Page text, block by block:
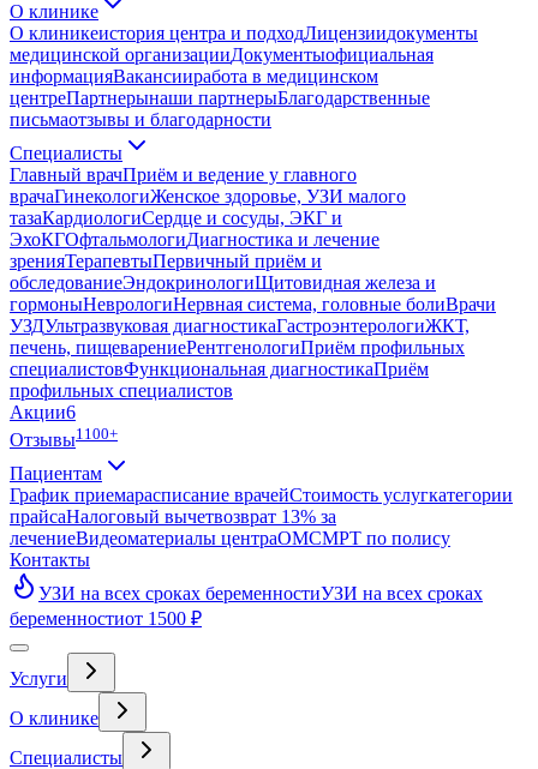
О клинике
О клиникеистория центра и подходЛицензиидокументы
медицинской организацииДокументыофициальная
информацияВакансииработа в медицинском
центреПартнерынаши партнерыБлагодарственные
письмаотзывы и благодарности
Специалисты
Главный врачПриём и ведение у главного
врачаГинекологиЖенское здоровье, УЗИ малого
тазаКардиологиСердце и сосуды, ЭКГ и
ЭхоКГОфтальмологиДиагностика и лечение
зренияТерапевтыПервичный приём и
обследованиеЭндокринологиЩитовидная железа и
гормоныНеврологиНервная система, головные болиВрачи
УЗДУльтразвуковая диагностикаГастроэнтерологиЖКТ,
печень, пищеварениеРентгенологиПриём профильных
специалистовФункциональная диагностикаПриём
профильных специалистов
Акции6
Отзывы1100+
Пациентам
График приемарасписание врачейСтоимость услугкатегории
прайсаНалоговый вычетвозврат 13% за
лечениеВидеоматериалы центраОМСМРТ по полису
Контакты
УЗИ на всех сроках беременностиУЗИ на всех сроках
беременностиот 1500 ₽
Услуги
О клинике
Специалисты